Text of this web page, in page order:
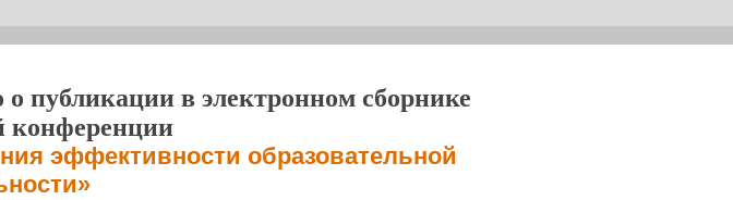
публикации в электронном сборнике
конференции
эффективности образовательной